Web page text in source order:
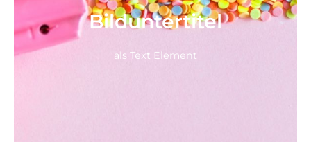
Bild­unter­titel
als Text Element